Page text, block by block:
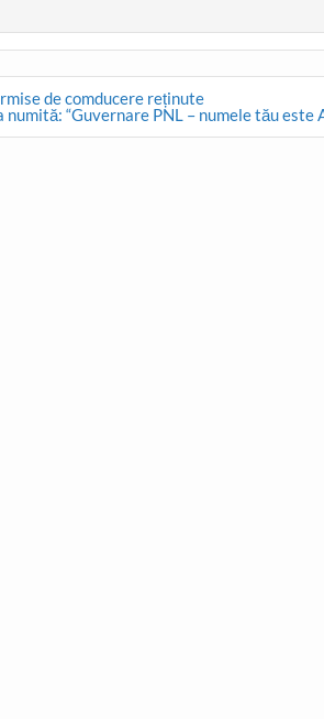
de comducere reținute
“Guvernare PNL – numele tău este